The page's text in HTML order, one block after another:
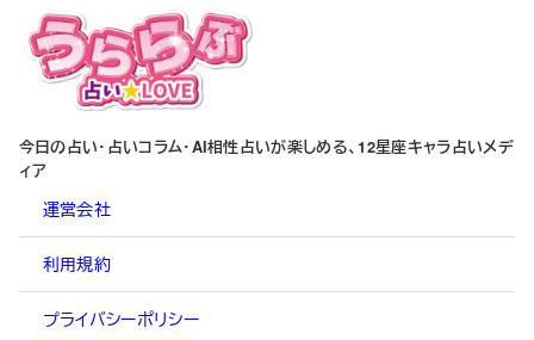
今日の占い・占いコラム・AI相性占いが楽しめる、12星座キャラ占いメデ
ィア
運営会社
利用規約
プライバシーポリシー